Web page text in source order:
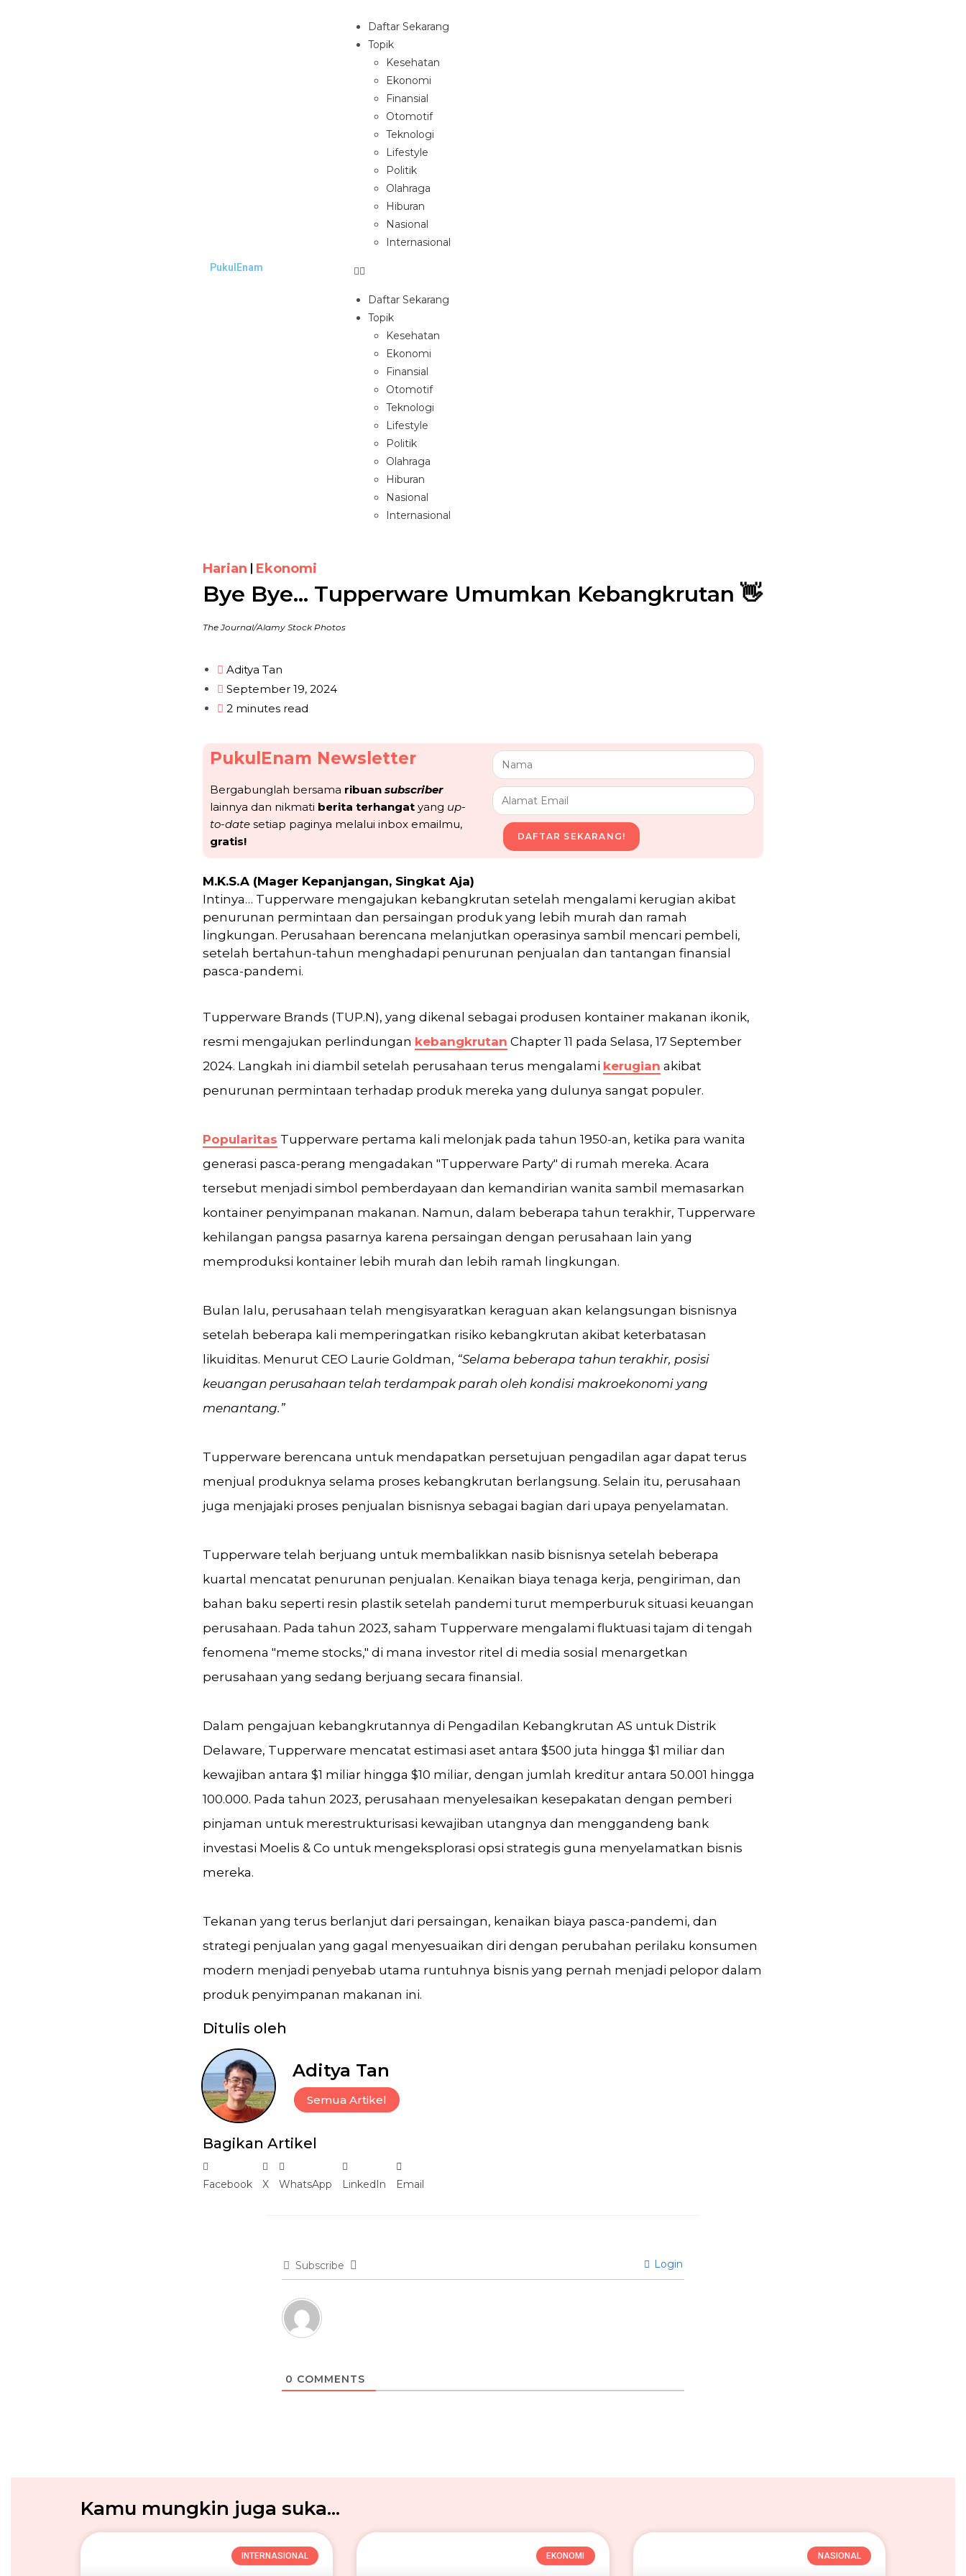
PukulEnam
Daftar Sekarang
Topik
Kesehatan
Ekonomi
Finansial
Otomotif
Teknologi
Lifestyle
Politik
Olahraga
Hiburan
Nasional
Internasional
Daftar Sekarang
Topik
Kesehatan
Ekonomi
Finansial
Otomotif
Teknologi
Lifestyle
Politik
Olahraga
Hiburan
Nasional
Internasional
Harian Ekonomi
Bye Bye… Tupperware Umumkan Kebangkrutan 👋
The Journal/Alamy Stock Photos
Aditya Tan
September 19, 2024
2 minutes read
PukulEnam Newsletter
Bergabunglah bersama ribuan subscriber
lainnya dan nikmati berita terhangat yang up-
to-date setiap paginya melalui inbox emailmu,
gratis!
DAFTAR SEKARANG!
M.K.S.A (Mager Kepanjangan, Singkat Aja)
Intinya… Tupperware mengajukan kebangkrutan setelah mengalami kerugian akibat
penurunan permintaan dan persaingan produk yang lebih murah dan ramah
lingkungan. Perusahaan berencana melanjutkan operasinya sambil mencari pembeli,
setelah bertahun-tahun menghadapi penurunan penjualan dan tantangan finansial
pasca-pandemi.
Tupperware Brands (TUP.N), yang dikenal sebagai produsen kontainer makanan ikonik,
resmi mengajukan perlindungan kebangkrutan Chapter 11 pada Selasa, 17 September
2024. Langkah ini diambil setelah perusahaan terus mengalami kerugian akibat
penurunan permintaan terhadap produk mereka yang dulunya sangat populer.
Popularitas Tupperware pertama kali melonjak pada tahun 1950-an, ketika para wanita
generasi pasca-perang mengadakan "Tupperware Party" di rumah mereka. Acara
tersebut menjadi simbol pemberdayaan dan kemandirian wanita sambil memasarkan
kontainer penyimpanan makanan. Namun, dalam beberapa tahun terakhir, Tupperware
kehilangan pangsa pasarnya karena persaingan dengan perusahaan lain yang
memproduksi kontainer lebih murah dan lebih ramah lingkungan.
Bulan lalu, perusahaan telah mengisyaratkan keraguan akan kelangsungan bisnisnya
setelah beberapa kali memperingatkan risiko kebangkrutan akibat keterbatasan
likuiditas. Menurut CEO Laurie Goldman, “Selama beberapa tahun terakhir, posisi
keuangan perusahaan telah terdampak parah oleh kondisi makroekonomi yang
menantang.”
Tupperware berencana untuk mendapatkan persetujuan pengadilan agar dapat terus
menjual produknya selama proses kebangkrutan berlangsung. Selain itu, perusahaan
juga menjajaki proses penjualan bisnisnya sebagai bagian dari upaya penyelamatan.
Tupperware telah berjuang untuk membalikkan nasib bisnisnya setelah beberapa
kuartal mencatat penurunan penjualan. Kenaikan biaya tenaga kerja, pengiriman, dan
bahan baku seperti resin plastik setelah pandemi turut memperburuk situasi keuangan
perusahaan. Pada tahun 2023, saham Tupperware mengalami fluktuasi tajam di tengah
fenomena "meme stocks," di mana investor ritel di media sosial menargetkan
perusahaan yang sedang berjuang secara finansial.
Dalam pengajuan kebangkrutannya di Pengadilan Kebangkrutan AS untuk Distrik
Delaware, Tupperware mencatat estimasi aset antara $500 juta hingga $1 miliar dan
kewajiban antara $1 miliar hingga $10 miliar, dengan jumlah kreditur antara 50.001 hingga
100.000. Pada tahun 2023, perusahaan menyelesaikan kesepakatan dengan pemberi
pinjaman untuk merestrukturisasi kewajiban utangnya dan menggandeng bank
investasi Moelis & Co untuk mengeksplorasi opsi strategis guna menyelamatkan bisnis
mereka.
Tekanan yang terus berlanjut dari persaingan, kenaikan biaya pasca-pandemi, dan
strategi penjualan yang gagal menyesuaikan diri dengan perubahan perilaku konsumen
modern menjadi penyebab utama runtuhnya bisnis yang pernah menjadi pelopor dalam
produk penyimpanan makanan ini.
Ditulis oleh
Aditya Tan
Semua Artikel
Bagikan Artikel
Facebook X WhatsApp LinkedIn Email
Subscribe Login
0 COMMENTS
Kamu mungkin juga suka...
INTERNASIONAL EKONOMI NASIONAL